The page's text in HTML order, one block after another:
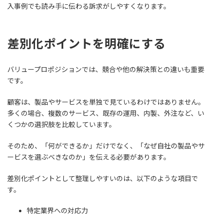
入事例でも読み手に伝わる訴求がしやすくなります。
差別化ポイントを明確にする
バリュープロポジションでは、競合や他の解決策との違いも重要
です。
顧客は、製品やサービスを単独で見ているわけではありません。
多くの場合、複数のサービス、既存の運用、内製、外注など、い
くつかの選択肢を比較しています。
そのため、「何ができるか」だけでなく、「なぜ自社の製品やサ
ービスを選ぶべきなのか」を伝える必要があります。
差別化ポイントとして整理しやすいのは、以下のような項目で
す。
特定業界への対応力